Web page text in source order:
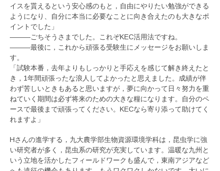
イスを貰えるという安心感のもと，自由にやりたい勉強ができる
ようになり、自分に本当に必要なことに向き合えたのも大きなポ
イントでした」
―――ごちそうさまでした。これぞKEC活用法ですね。
―――最後に，これから頑張る受験生にメッセージをお願いしま
す。
「試験本番，去年よりもしっかりと手応えを感じて解き終えたと
き，1年間頑張ったな浪人してよかったと思えました。成績が伴
わず苦しいときもあると思いますが，夢に向かって日々努力を重
ねていく期間は必ず将来のための大きな糧になります。自分のペ
ースで最後まで頑張ってください。KECなら寄り添って助けてく
れますよ」
Hさんの進学する，九大農学部生物資源環境学科は，昆虫学に強
い研究者が多く，昆虫系の研究が充実しています。温暖な九州と
いう立地を活かしたフィールドワークも盛んで，東南アジアなど